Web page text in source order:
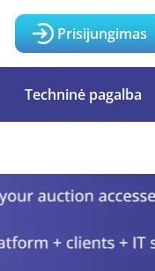
Prisijungimas
Techninė pagalba